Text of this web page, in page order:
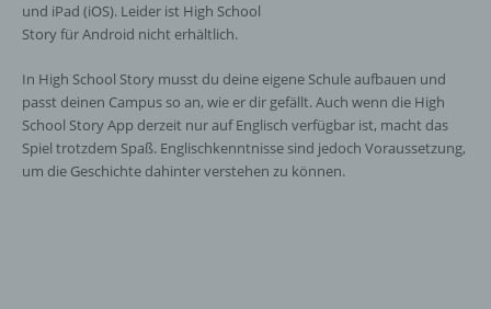
und iPad (iOS). Leider ist High School
Story für Android nicht erhältlich.
In High School Story musst du deine eigene Schule aufbauen und
passt deinen Campus so an, wie er dir gefällt. Auch wenn die High
School Story App derzeit nur auf Englisch verfügbar ist, macht das
Spiel trotzdem Spaß. Englischkenntnisse sind jedoch Voraussetzung,
um die Geschichte dahinter verstehen zu können.